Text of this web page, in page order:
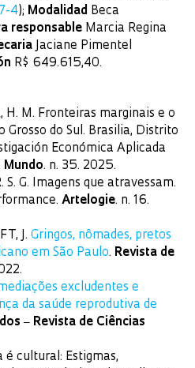
4); Modalidad Beca
responsable Marcia Regina
Jaciane Pimentel
R$ 649.615,40.
H. M. Fronteiras marginais e o
do Sul. Brasilia, Distrito
Económica Aplicada
Mundo. n. 35. 2025.
S. G. Imagens que atravessam.
Artelogie. n. 16.
J. Gringos, nômades, pretos
em São Paulo. Revista de
excludentes e
da saúde reprodutiva de
‒ Revista de Ciências
é cultural: Estigmas,